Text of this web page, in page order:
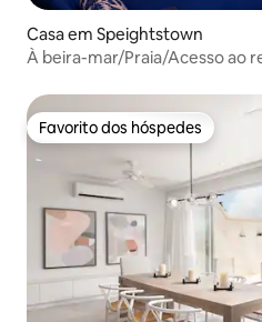
Casa em Speightstown
À beira-mar/Praia/Acesso ao
Favorito dos hóspedes
Favorito dos hóspedes